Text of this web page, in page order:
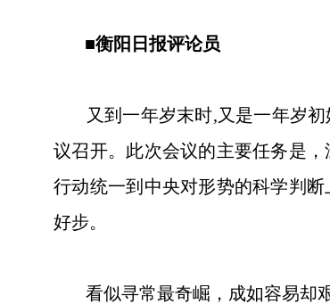
■衡阳日报评论员
又到一年岁末时,又是一年岁初
议召开。此次会议的主要任务是
行动统一到中央对形势的科学判
好步。
看似寻常最奇崛，成如容易却艰